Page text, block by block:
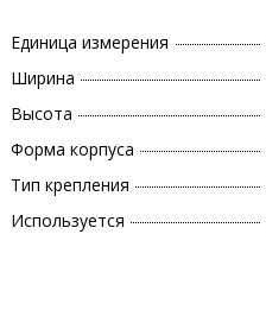
Единица измерения
Ширина
Высота
Форма корпуса
Тип крепления
Используется